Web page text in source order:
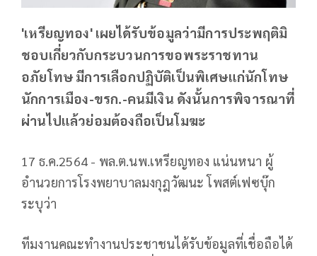
'เหรียญทอง' เผยได้รับข้อมูลว่ามีการประพฤติมิ
ชอบเกี่ยวกับกระบวนการขอพระราชทาน
อภัยโทษ มีการเลือกปฏิบัติเป็นพิเศษแก่นักโทษ
นักการเมือง-ขรก.-คนมีเงิน ดังนั้นการพิจารณาที่
ผ่านไปแล้วย่อมต้องถือเป็นโมฆะ
17 ธ.ค.2564 - พล.ต.นพ.เหรียญทอง แน่นหนา ผู้
อำนวยการโรงพยาบาลมงกุฎวัฒนะ โพสต์เฟซบุ๊ก
ระบุว่า
ทีมงานคณะทำงานประชาชนได้รับข้อมูลที่เชื่อถือได้